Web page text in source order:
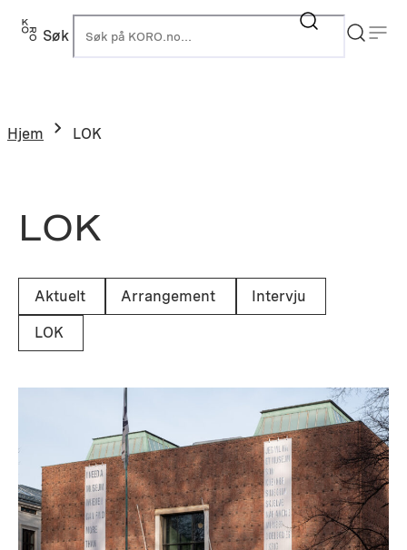
Hopp
Søk
Hjem LOK
LOK
Aktuelt Arrangement Intervju
LOK